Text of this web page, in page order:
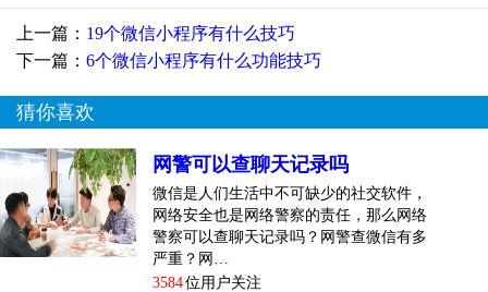
上一篇： 19个微信小程序有什么技巧
下一篇： 6个微信小程序有什么功能技巧
猜你喜欢
网警可以查聊天记录吗
微信是人们生活中不可缺少的社交软件，
网络安全也是网络警察的责任，那么网络
警察可以查聊天记录吗？网警查微信有多
严重？网…
3584位用户关注